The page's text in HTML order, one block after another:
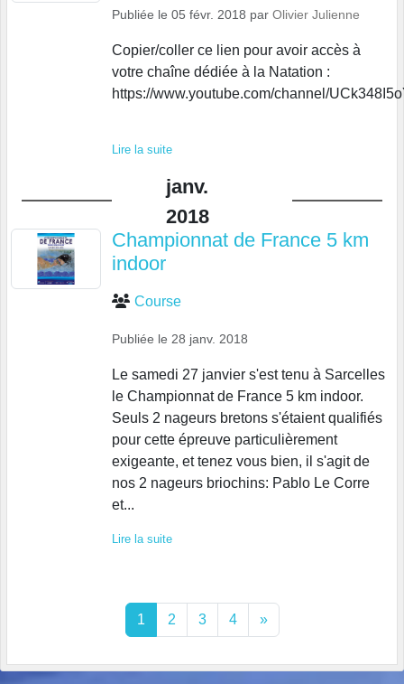
Publiée le 05 févr. 2018 par Olivier Julienne
Copier/coller ce lien pour avoir accès à
votre chaîne dédiée à la Natation :
https://www.youtube.com/channel/
Lire la suite
janv.
2018
Championnat de France 5 km
indoor
Course
Publiée le 28 janv. 2018
Le samedi 27 janvier s'est tenu à Sarcelles
le Championnat de France 5 km indoor.
Seuls 2 nageurs bretons s'étaient qualifiés
pour cette épreuve particulièrement
exigeante, et tenez vous bien, il s'agit de
nos 2 nageurs briochins: Pablo Le Corre
et...
Lire la suite
1 2 3 4 »